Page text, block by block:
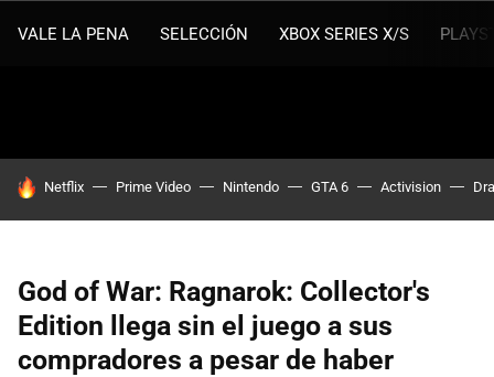
VALE LA PENA SELECCIÓN XBOX SERIES X/S
HOY SE HABLA DE
Netflix Prime Video Nintendo GTA 6 Activision
God of War: Ragnarok: Collector's
Edition llega sin el juego a sus
compradores a pesar de haber